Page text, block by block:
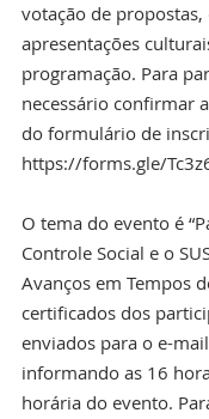
votação de propostas,
apresentações
programação. Para
necessário confirmar
do formulário de
https://forms.gle/
O tema do evento é
Controle Social e o
Avanços em Tempos
certificados dos
enviados para o e-
informando as 16
horária do evento.